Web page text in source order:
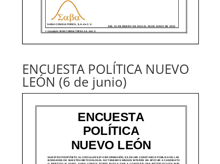
ENCUESTA POLÍTICA NUEVO
LEÓN (6 de junio)